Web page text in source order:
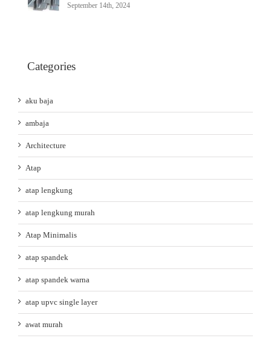
September 14th, 2024
Categories
aku baja
ambaja
Architecture
Atap
atap lengkung
atap lengkung murah
Atap Minimalis
atap spandek
atap spandek warna
atap upvc single layer
awat murah